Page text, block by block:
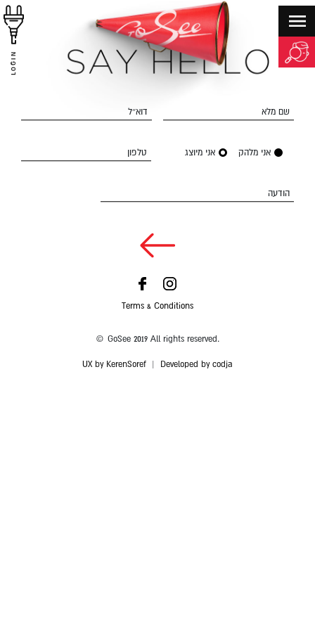
LOGIN
שם מלא דוא״ל
אני מלהק אני מיוצג טלפון
הודעה
Terms & Conditions
© GoSee 2019 All rights reserved.
UX by KerenSoref Developed by codja